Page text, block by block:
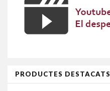
PRODUCTES DESTACATS